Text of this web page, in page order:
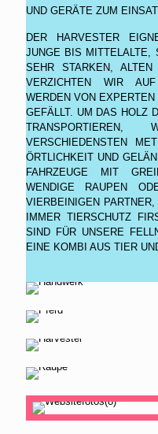
ND GERÄTE ZUM
DER HARVESTER
JUNGE BIS MITTELALTE,
SEHR STARKEN,
VERZICHTEN WIR
WERDEN VON
GEFÄLLT. UM DAS HOLZ
VERSCHIEDENSTEN
ÖRTLICHKEIT UND
AHRZEUGE MIT
ENDIGE RAUPEN
IERBEINIGEN PARTNER,
MMER TIERSCHUTZ
IND FÜR UNSERE
INE KOMBI AUS TIER